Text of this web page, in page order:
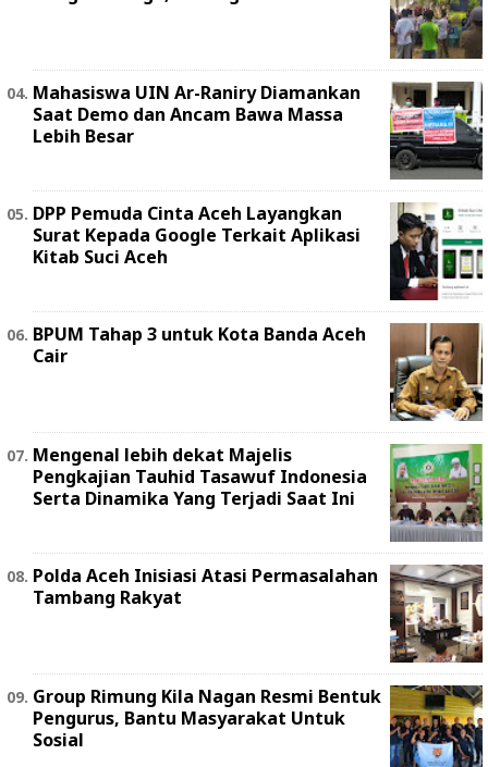
Mahasiswa UIN Ar-Raniry Diamankan
Saat Demo dan Ancam Bawa Massa
Lebih Besar
DPP Pemuda Cinta Aceh Layangkan
Surat Kepada Google Terkait Aplikasi
Kitab Suci Aceh
BPUM Tahap 3 untuk Kota Banda Aceh
Cair
Mengenal lebih dekat Majelis
Pengkajian Tauhid Tasawuf Indonesia
Serta Dinamika Yang Terjadi Saat Ini
Polda Aceh Inisiasi Atasi Permasalahan
Tambang Rakyat
Group Rimung Kila Nagan Resmi Bentuk
Pengurus, Bantu Masyarakat Untuk
Sosial